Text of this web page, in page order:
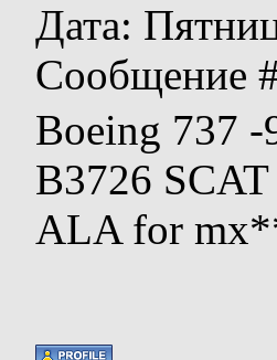
Дата:
Сообщение
Boeing 737 -
B3726
ALA for